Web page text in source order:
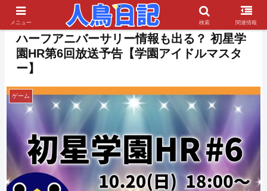
ハーフアニバーサリー情報も出る？ 初星学
園HR第6回放送予告【学園アイドルマスタ
ー】
ゲーム
メニュー 検索 関連情報